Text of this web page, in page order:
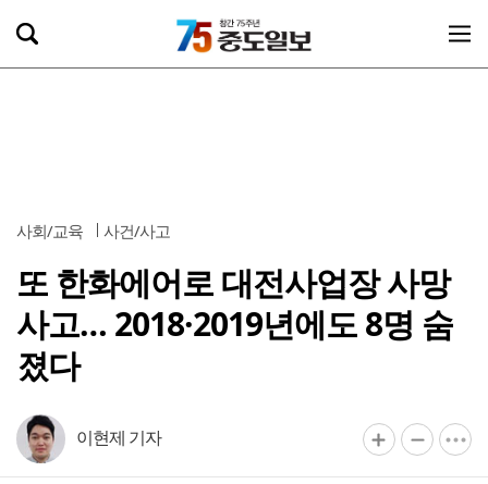
사회/교육 사건/사고
또 한화에어로 대전사업장 사망
사고… 2018·2019년에도 8명 숨
졌다
이현제 기자